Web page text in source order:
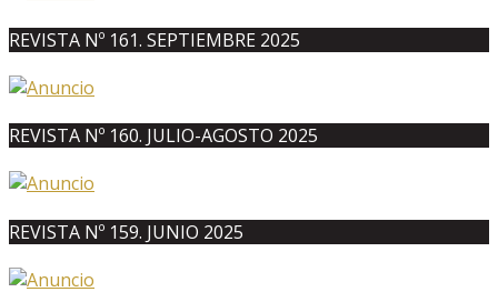
REVISTA Nº 161. SEPTIEMBRE 2025
REVISTA Nº 160. JULIO-AGOSTO 2025
REVISTA Nº 159. JUNIO 2025